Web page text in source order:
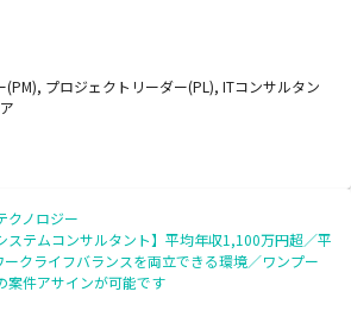
(PM), プロジェクトリーダー(PL), ITコンサルタン
クノロジー
ステムコンサルタント】平均年収1,100万円超／平
クライフバランスを両立できる環境／ワンプー
案件アサインが可能です